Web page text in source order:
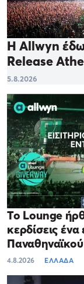
Η Allwyn
Release
5.8.2026
Το Lounge
κερδίσεις ένα
4.8.2026 ΕΛΛΑΔΑ